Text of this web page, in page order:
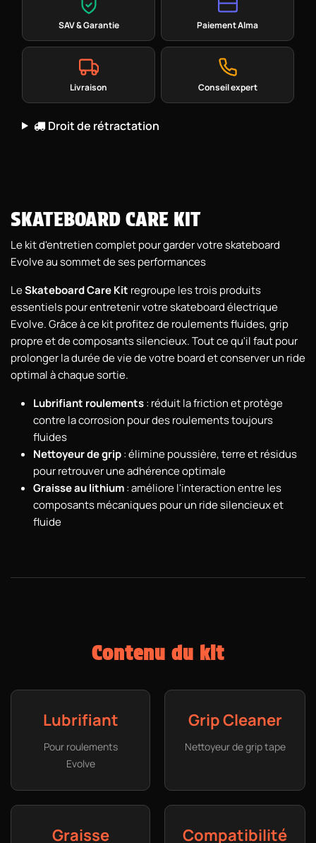
SAV & Garantie Paiement Alma
Livraison Conseil expert
Droit de rétractation
SKATEBOARD CARE KIT
Le kit d'entretien complet pour garder votre skateboard
Evolve au sommet de ses performances
LeSkateboard Care Kit regroupe les trois produits
essentiels pour entretenir votre skateboard électrique
Evolve. Grâce à ce kit profitez de roulements fluides, grip
propre et de composants silencieux. Tout ce qu'il faut pour
prolonger la durée de vie de votre board et conserver un ride
optimal à chaque sortie.
Lubrifiant roulements: réduit la friction et protège
contre la corrosion pour des roulements toujours
fluides
Nettoyeur de grip: élimine poussière, terre et résidus
pour retrouver une adhérence optimale
Graisse au lithium: améliore l'interaction entre les
composants mécaniques pour un ride silencieux et
fluide
Contenu du kit
Lubrifiant
Pour roulements
Evolve
Grip Cleaner
Nettoyeur de grip tape
Graisse Compatibilité